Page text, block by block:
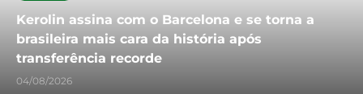
Kerolin assina com o Barcelona e se torna a
brasileira mais cara da história após
transferência recorde
04/08/2026